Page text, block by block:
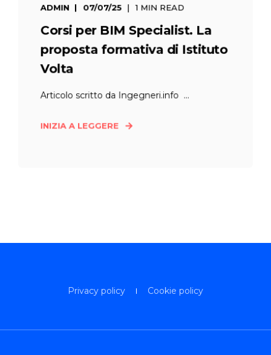
ADMIN 07/07/25 1 MIN READ
Corsi per BIM Specialist. La
proposta formativa di Istituto
Volta
Articolo scritto da Ingegneri.info ...
INIZIA A LEGGERE
Privacy policy Cookie policy